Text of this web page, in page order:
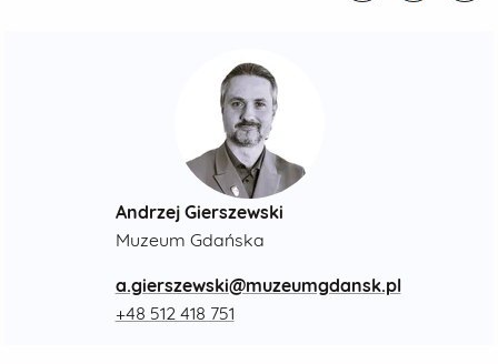
Andrzej Gierszewski
Muzeum Gdańska
a.gierszewski@muzeumgdansk.pl
+48 512 418 751